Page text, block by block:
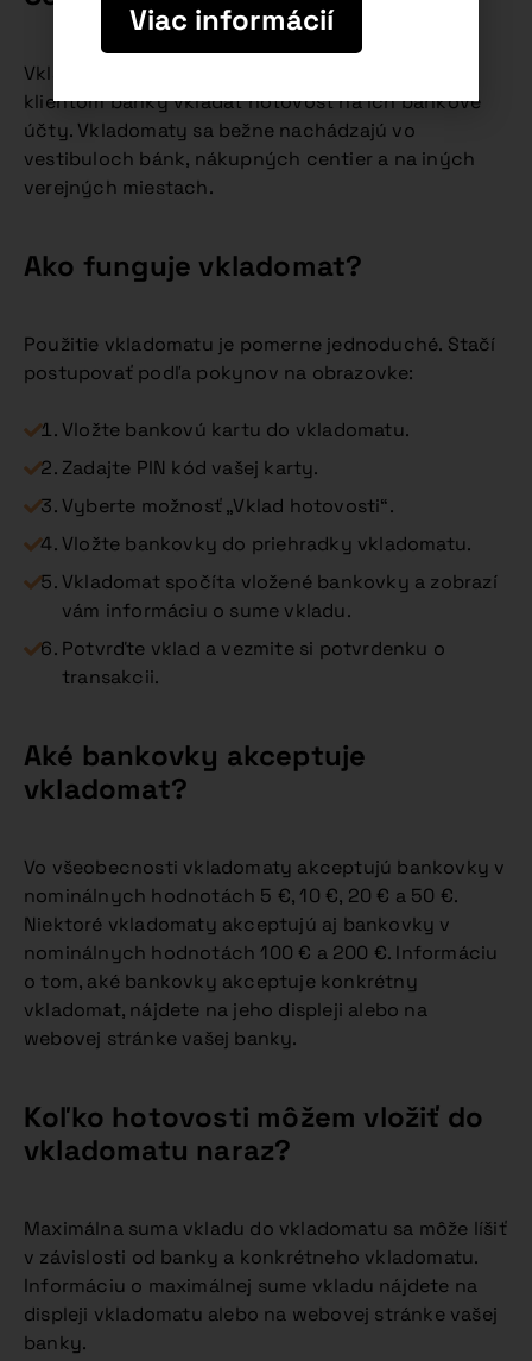
Vkladomat je automatický stroj, ktorý umožňuje
klientom banky vkladať hotovosť na ich bankové
účty. Vkladomaty sa bežne nachádzajú vo
vestibuloch bánk, nákupných centier a na iných
verejných miestach.
Ako funguje vkladomat?
Použitie vkladomatu je pomerne jednoduché. Stačí
postupovať podľa pokynov na obrazovke:
Vložte bankovú kartu do vkladomatu.
Zadajte PIN kód vašej karty.
Vyberte možnosť „Vklad hotovosti“.
Vložte bankovky do priehradky vkladomatu.
Vkladomat spočíta vložené bankovky a zobrazí
vám informáciu o sume vkladu.
Potvrďte vklad a vezmite si potvrdenku o
transakcii.
Aké bankovky akceptuje
vkladomat?
Vo všeobecnosti vkladomaty akceptujú bankovky v
nominálnych hodnotách 5 €, 10 €, 20 € a 50 €.
Niektoré vkladomaty akceptujú aj bankovky v
nominálnych hodnotách 100 € a 200 €. Informáciu
o tom, aké bankovky akceptuje konkrétny
vkladomat, nájdete na jeho displeji alebo na
webovej stránke vašej banky.
Koľko hotovosti môžem vložiť do
vkladomatu naraz?
Maximálna suma vkladu do vkladomatu sa môže líšiť
v závislosti od banky a konkrétneho vkladomatu.
Informáciu o maximálnej sume vkladu nájdete na
displeji vkladomatu alebo na webovej stránke vašej
banky.
Viac informácií